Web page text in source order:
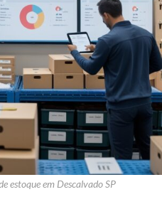
estoque em Descalvado SP